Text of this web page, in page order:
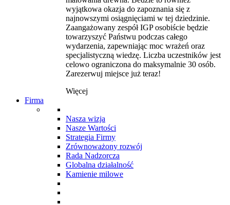
wyjątkowa okazja do zapoznania się z
najnowszymi osiągnięciami w tej dziedzinie.
Zaangażowany zespół IGP osobiście będzie
towarzyszyć Państwu podczas całego
wydarzenia, zapewniając moc wrażeń oraz
specjalistyczną wiedzę. Liczba uczestników jest
celowo ograniczona do maksymalnie 30 osób.
Zarezerwuj miejsce już teraz!
Więcej
Firma
Nasza wizja
Nasze Wartości
Strategia Firmy
Zrównoważony rozwój
Rada Nadzorcza
Globalna działalność
Kamienie milowe